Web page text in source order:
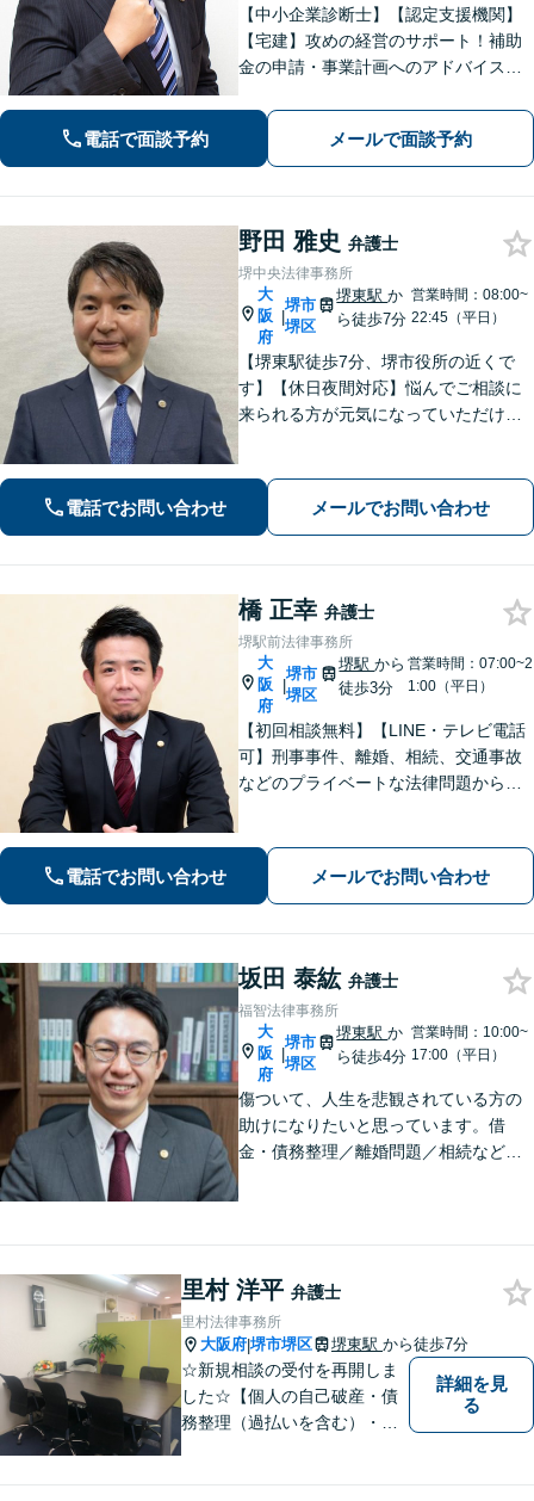
【中小企業診断士】【認定支援機関】
【宅建】攻めの経営のサポート！補助
金の申請・事業計画へのアドバイス／
せ！財産分与・事業継承／交通事故／
債務整理／労働問題も【夜間・休日面
談】【完全個室】【堺東駅4分】
電話で面談予約 メールで面談予約
野田 雅史 弁護士
堺中央法律事務所
大
阪
府
|
堺市
堺区
堺東駅か
ら徒歩7分
営業時間：08:00~
22:45（平日）
【堺東駅徒歩7分、堺市役所の近くで
す】【休日夜間対応】悩んでご相談に
来られる方が元気になっていただける
ください。分野によっては、初回30分
間の無料相談を実施しております。
電話でお問い合わせ メールでお問い合わせ
橋 正幸 弁護士
堺駅前法律事務所
大
阪
府
|
堺市
堺区
堺駅から
徒歩3分
営業時間：07:00~2
1:00（平日）
【初回相談無料】【LINE・テレビ電話
可】刑事事件、離婚、相続、交通事故
などのプライベートな法律問題から、
広く対応。トラブル解決のための身近
な相談相手として、お気軽にご連絡く
電話でお問い合わせ メールでお問い合わせ
坂田 泰紘 弁護士
福智法律事務所
大
阪
府
|
堺市
堺区
堺東駅か
ら徒歩4分
営業時間：10:00~
17:00（平日）
傷ついて、人生を悲観されている方の
助けになりたいと思っています。借
金・債務整理／離婚問題／相続など、
所を目指します
里村 洋平 弁護士
里村法律事務所
大阪府|堺市堺区 堺東駅 から徒歩7分
☆新規相談の受付を再開しま
した☆【個人の自己破産・債
務整理（過払いを含む）・法
詳細を見
る